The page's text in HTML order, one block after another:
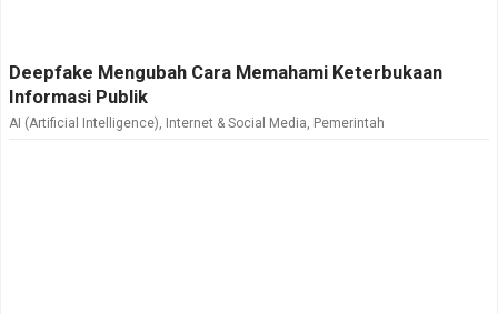
Deepfake Mengubah Cara Memahami Keterbukaan
Informasi Publik
AI (Artificial Intelligence), Internet & Social Media, Pemerintah